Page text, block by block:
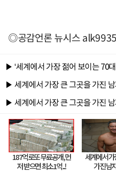
◎공감언론 뉴시스